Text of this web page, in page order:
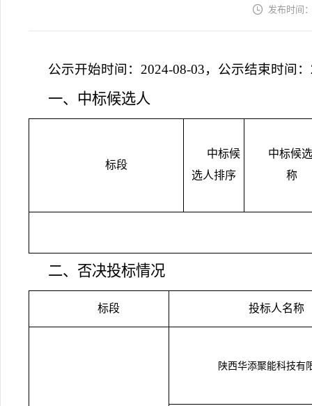
 发布时间
公示开始时间：2024-08-03，公示结束时间
一、中标候选人
标段
中标候
选人排序
中标候
称
二、否决投标情况
标段 投标人名称
陕西华添聚能科技有